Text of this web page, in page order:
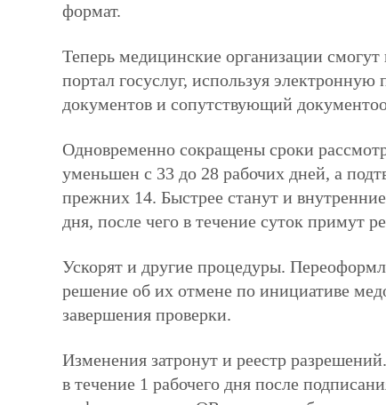
формат.
Теперь медицинские организации смогут
портал госуслуг, используя
документов и сопутствующий
Одновременно сокращены сроки
уменьшен с 33 до 28 рабочих дней, а
прежних 14. Быстрее станут и
дня, после чего в течение суток примут
Ускорят и другие процедуры.
решение об их отмене по инициативе
завершения проверки.
Изменения затронут и реестр
в течение 1 рабочего дня после